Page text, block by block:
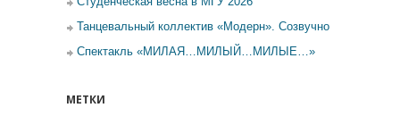
Танцевальный коллектив «Модерн». Созвучно
Спектакль «МИЛАЯ…МИЛЫЙ…МИЛЫЕ…»
МЕТКИ